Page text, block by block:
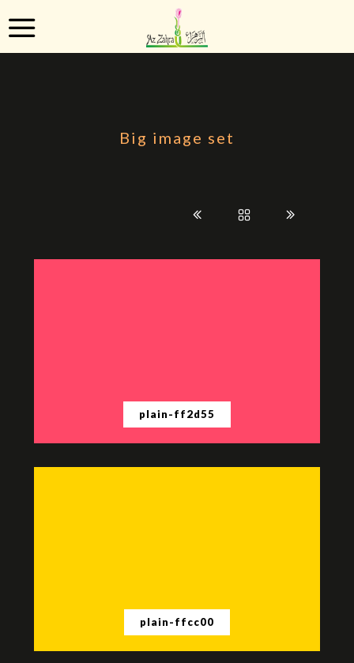
Big image set
plain-ff2d55
plain-ffcc00